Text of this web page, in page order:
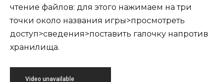
чтение файлов: для этого нажимаем на три
точки около названия игры>просмотреть
доступ>сведения>поставить галочку напротив
хранилища.